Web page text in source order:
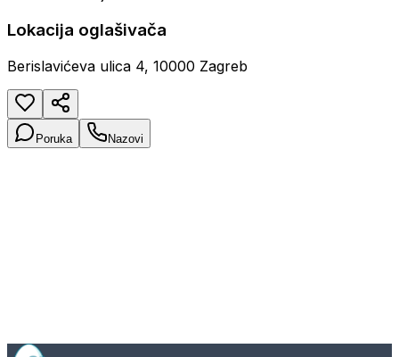
Lokacija oglašivača
Berislavićeva ulica 4, 10000 Zagreb
Poruka Nazovi